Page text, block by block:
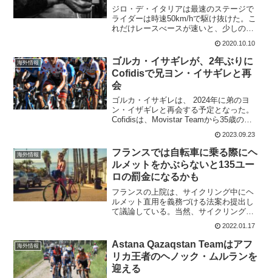
ジロ・デ・イタリアは最速のステージで
ライダーは時速50km/hで駆け抜けた。こ
れだけレースべースが速いと、少しのミ
スで落車もおきやすい。コース設営には
細心の注意が必要となる。このステージ
では4回の落車があったが、ゴール後に骨
折が判明しするラ...
2020.10.10
海外情報
ゴルカ・イサギレが、2年ぶりに
Cofidisで兄ヨン・イサギレと再
会
ゴルカ・イサギレは、 2024年に弟のヨ
ン・イザギレと再会する予定となった。
Cofidisは、Movistar Teamから35歳のゴ
ルカ・イサギレを引き継ぎ、兄弟は来年
再び一緒にレースをすることになる。1年
契約✍️ Bienvenue G...
2023.09.23
海外情報
フランスでは自転車に乗る際にヘ
ルメットをかぶらないと135ユー
ロの罰金になるかも
フランスの上院は、サイクリング中にヘ
ルメット直用を義務づける法案わ提出し
て議論している。当然、サイクリング協
会などは、議論は時間の無駄だと反撃。
しかし、フランスでは12歳未満の子供
は、自転車の乗る時にはヘルメット着用
が義務付けられている。果...
2022.01.17
海外情報
Astana Qazaqstan Teamはアフ
リカ王者のヘノック・ムルランを
迎える